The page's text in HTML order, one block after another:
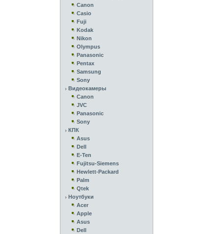
Canon
Casio
Fuji
Kodak
Nikon
Olympus
Panasonic
Pentax
Samsung
Sony
Видеокамеры
Canon
JVC
Panasonic
Sony
КПК
Asus
Dell
E-Ten
Fujitsu-Siemens
Hewlett-Packard
Palm
Qtek
Ноутбуки
Acer
Apple
Asus
Dell